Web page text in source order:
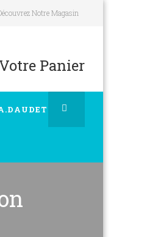
Notre Magasin
Votre Panier